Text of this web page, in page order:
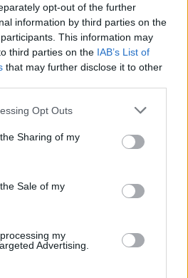
opt-out of the further
information by third parties on the
This information may
third parties on the IAB’s List of
that may further disclose it to other
app uses one or more Google
usage behaviour. You may click to
and its third-party tags to
purposes in below Google
Opt Outs
Sharing of my
Sale of my
my
Advertising.
così nette. Resta il fatto
alRoland Garrose il
hanno creato un
attenzione e, secondo
mondo del tennis, anche
personali e strategiche.
decise di seguire il
una partita decisiva: oggi
di competizioni e
redazione predilige reportage